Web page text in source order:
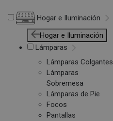
Hogar e Iluminación
Hogar e Iluminación
Lámparas
Lámparas Colgantes
Lámparas
Sobremesa
Lámparas de Pie
Focos
Pantallas